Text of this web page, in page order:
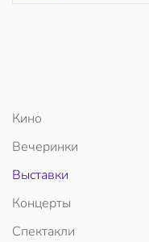
Кино
Вечеринки
Выставки
Концерты
Спектакли